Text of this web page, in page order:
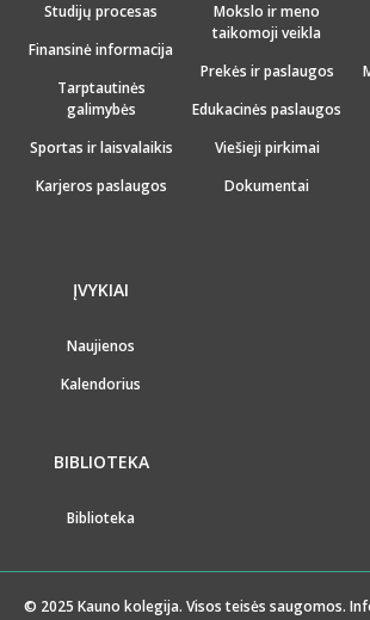
Studijų procesas
Finansinė informacija
Tarptautinės
galimybės
Sportas ir laisvalaikis
Karjeros paslaugos
Mokslo ir meno
taikomoji veikla
Prekės ir paslaugos
Edukacinės paslaugos
Viešieji pirkimai
Dokumentai
ĮVYKIAI
Naujienos
Kalendorius
BIBLIOTEKA
Biblioteka
© 2025 Kauno kolegija. Visos teisės saugomos.